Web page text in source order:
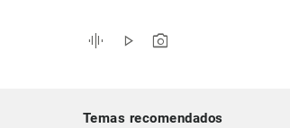
indicadores
económicos
graphic_eq play_arrow photo_camera
Temas recomendados